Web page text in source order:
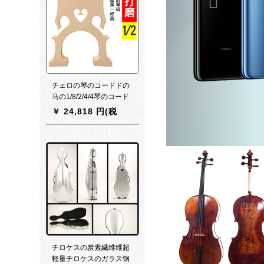
チェロの琴のコードドの
马の1/8/2/4/4琴のコード
はです。部品のコードド
+松の香を送ります。
￥ 24,818 円(税
込)
チロケスの炭素繊维维超
軽量チロケスのガラス钢